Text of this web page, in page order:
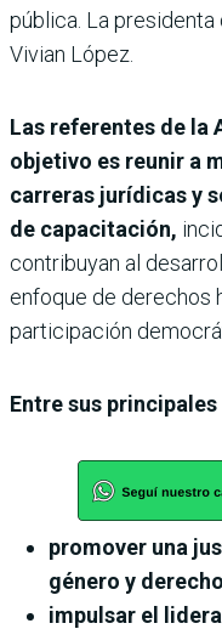
pública. La
Vivian López.
Las referentes de la
objetivo es reunir a
carreras jurídicas y
de capacitación,
contribuyan al
enfoque de derechos
participación
Entre sus
promover una
género y
impulsar el